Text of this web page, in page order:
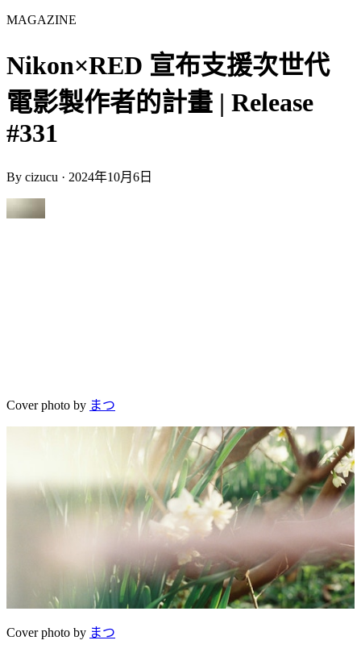
MAGAZINE
Nikon×RED 宣布支援次世代
電影製作者的計畫 | Release
#331
By cizucu · 2024年10月6日
Cover photo by まつ
Cover photo by まつ